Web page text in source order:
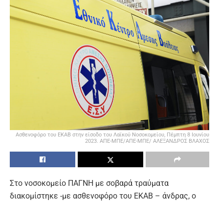
Ασθενοφόρο του ΕΚΑΒ στην είσοδο του Λαϊκού Νοσοκομείου, Πέμπτη 8 Ιουνίου
2023. ΑΠΕ-ΜΠΕ/ΑΠΕ-ΜΠΕ/ ΑΛΕΞΑΝΔΡΟΣ ΒΛΑΧΟΣ
Στο νοσοκομείο ΠΑΓΝΗ με σοβαρά τραύματα
διακομίστηκε -με ασθενοφόρο του ΕΚΑΒ – άνδρας, ο